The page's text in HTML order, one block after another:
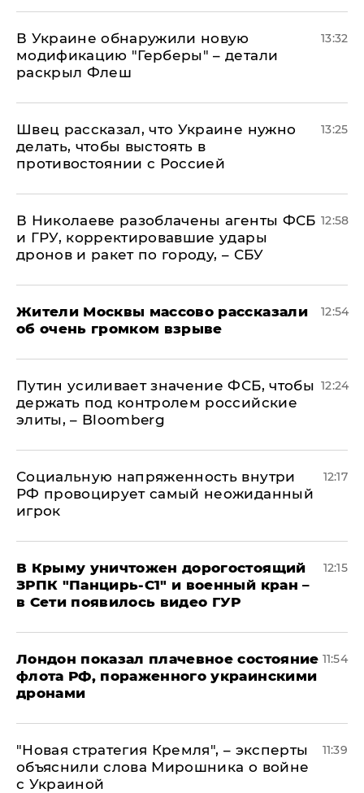
В Украине обнаружили новую
модификацию "Герберы" – детали
раскрыл Флеш
13:32
Швец рассказал, что Украине нужно
делать, чтобы выстоять в
противостоянии с Россией
13:25
В Николаеве разоблачены агенты ФСБ
и ГРУ, корректировавшие удары
дронов и ракет по городу, – СБУ
12:58
Жители Москвы массово рассказали
об очень громком взрыве
12:54
Путин усиливает значение ФСБ, чтобы
держать под контролем российские
элиты, – Bloomberg
12:24
Социальную напряженность внутри
РФ провоцирует самый неожиданный
игрок
12:17
В Крыму уничтожен дорогостоящий
ЗРПК "Панцирь-С1" и военный кран –
в Сети появилось видео ГУР
12:15
Лондон показал плачевное состояние
флота РФ, пораженного украинскими
дронами
11:54
"Новая стратегия Кремля", – эксперты
объяснили слова Мирошника о войне
с Украиной
11:39